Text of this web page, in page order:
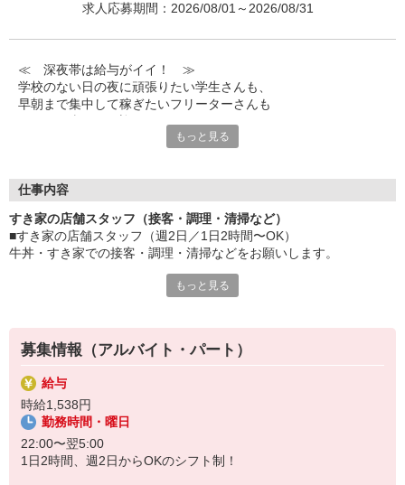
求人応募期間：2026/08/01～2026/08/31
≪ 深夜帯は給与がイイ！ ≫
学校のない日の夜に頑張りたい学生さんも、
早朝まで集中して稼ぎたいフリーターさんも
オシャレを捨てる必要はありません！
急な出費も安心♪
■社員登用あり
将来を考えている方は必見です。
なか卯、かつ庵、ココス、ジョリーパスタ、ビッグボーイ、華屋
ョーグループ！
その中のひとつ『すき家』でお仕事しませんか？
もっと見る
仕事内容
すき家の店舗スタッフ（接客・調理・清掃など）
■すき家の店舗スタッフ（週2日／1日2時間〜OK）
牛丼・すき家での接客・調理・清掃などをお願いします。
あなたの笑顔で！
すばやく提供！
他にも、食材の調整や金銭管理、新しく入社したクルーの研修など
様々なお仕事があります。
セルフオーダー、セルフ会計で、現金の受け渡しはほとんどありま
せん。※一部店舗を除く
取り間違いもなく安心でスムーズ♪
もっと見る
募集情報（アルバイト・パート）
給与
時給1,538円
勤務時間・曜日
22:00〜翌5:00
1日2時間、週2日からOKのシフト制！